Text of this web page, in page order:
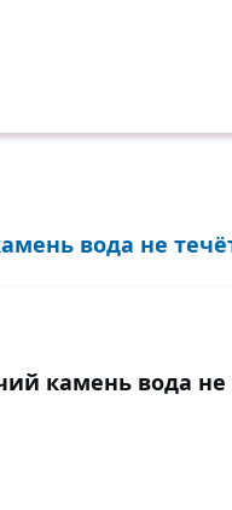
вода не
камень вода не